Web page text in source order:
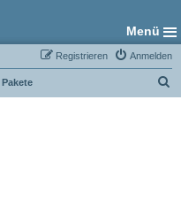
Menü
Anmelden
Registrieren
Pakete